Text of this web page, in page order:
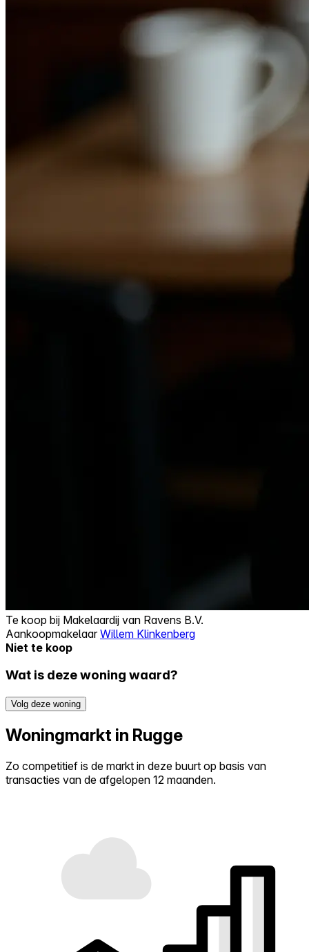
Te koop bij Makelaardij van Ravens B.V.
AankoopmakelaarWillem Klinkenberg
Niet te koop
Wat is deze woning waard?
Volg deze woning
Woningmarkt in Rugge
Zo competitief is de markt in deze buurt op basis van
transacties van de afgelopen 12 maanden.